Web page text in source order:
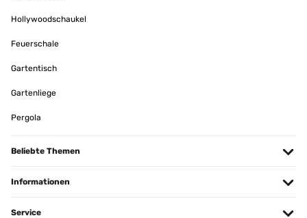
Hollywoodschaukel
Feuerschale
Gartentisch
Gartenliege
Pergola
Beliebte Themen
Informationen
Service